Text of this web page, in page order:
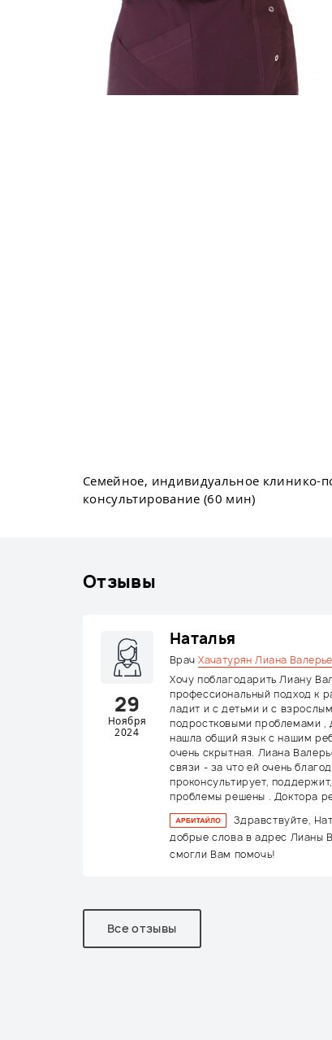
Семейное, индивидуальное клинико-
консультирование (60 мин)
Отзывы
29
Ноября
2024
Наталья
ВрачХачатурян Лиана
Хочу поблагодарить Лиану
профессиональный подход к
ладит и с детьми и с
подростковыми проблемами ,
нашла общий язык с нашим
очень скрытная. Лиана
связи - за что ей очень
проконсультирует,
проблемы решены . Доктора
Здравствуйте,
добрые слова в адрес Лианы
смогли Вам помочь!
Все отзывы